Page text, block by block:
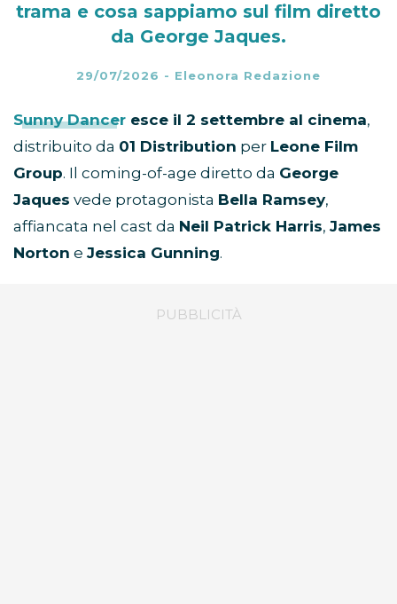
trama e cosa sappiamo sul film diretto
da George Jaques.
29/07/2026 - Eleonora Redazione
Sunny Dancer esce il 2 settembre al cinema,
distribuito da 01 Distribution per Leone Film
Group. Il coming-of-age diretto da George
Jaques vede protagonista Bella Ramsey,
affiancata nel cast da Neil Patrick Harris, James
Norton e Jessica Gunning.